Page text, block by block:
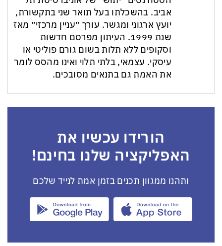
אביב. בהשכלתו בעל תואר שני בתקשורת,
יועץ ארגוני ומגשר. עורך ״עניין מרכזי״ מאז
שנת 1999. העיתון מפרסם חדשות
וסקופים ללא תלות בשום גורם פוליטי או
עיסקי. עצמאי, בלתי תלוי ואינו מהסס לומר
את האמת גם בתנאים מסובכים.
הורידו עכשיו את
האפליקציה שלנו בחינם!
ותהנו ממגוון תכנים בזמן אמת לנייד שלכם